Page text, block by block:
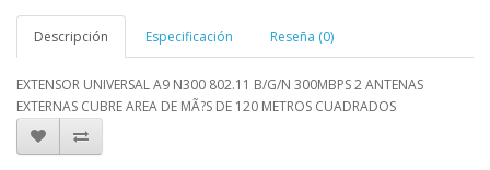
Descripción Especificación Reseña (0)
EXTENSOR UNIVERSAL A9 N300 802.11 B/G/N 300MBPS 2 ANTENAS
EXTERNAS CUBRE AREA DE MÃ?S DE 120 METROS CUADRADOS